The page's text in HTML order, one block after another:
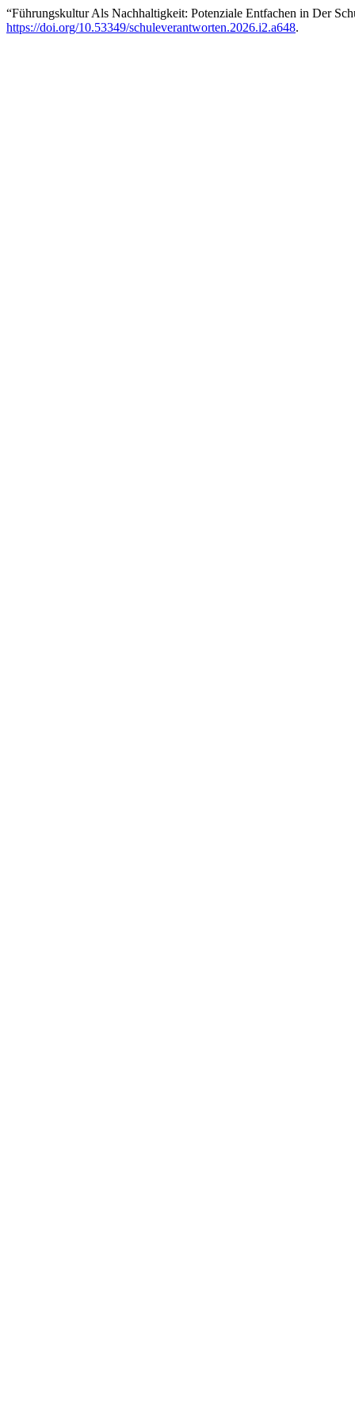
“Führungskultur Als Nachhaltigkeit: Potenziale Entfachen in Der
https://doi.org/10.53349/schuleverantworten.2026.i2.a648.